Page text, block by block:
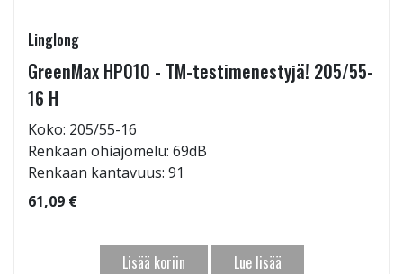
Linglong
GreenMax HP010 - TM-testimenestyjä! 205/55-
16 H
Koko: 205/55-16
Renkaan ohiajomelu: 69dB
Renkaan kantavuus: 91
61,09 €
Lisää koriin Lue lisää